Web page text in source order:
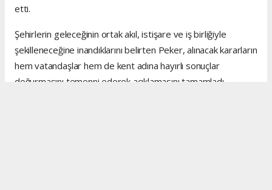
etti.
Şehirlerin geleceğinin ortak akıl, istişare ve iş birliğiyle
şekilleneceğine inandıklarını belirten Peker, alınacak kararların
hem vatandaşlar hem de kent adına hayırlı sonuçlar
doğurmasını temenni ederek açıklamasını tamamladı.